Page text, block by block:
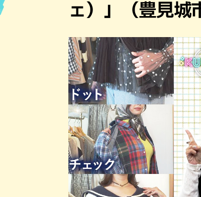
ェ）」（豊見城